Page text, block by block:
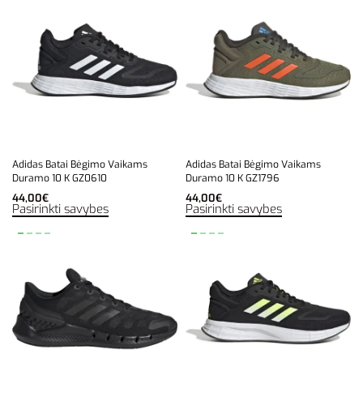
Adidas Batai Bėgimo Vaikams
Duramo 10 K GZ0610
44,00€
Pasirinkti savybes
Adidas Batai Bėgimo Vaikams
Duramo 10 K GZ1796
44,00€
Pasirinkti savybes